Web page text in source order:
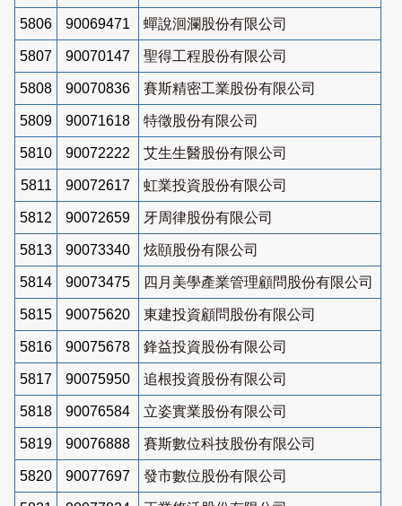
5806 90069471 蟬說洄瀾股份有限公司
5807 90070147 聖得工程股份有限公司
5808 90070836 賽斯精密工業股份有限公司
5809 90071618 特徵股份有限公司
5810 90072222 艾生生醫股份有限公司
5811 90072617 虹業投資股份有限公司
5812 90072659 牙周律股份有限公司
5813 90073340 炫頤股份有限公司
5814 90073475 四月美學產業管理顧問股份有限公司
5815 90075620 東建投資顧問股份有限公司
5816 90075678 鋒益投資股份有限公司
5817 90075950 追根投資股份有限公司
5818 90076584 立姿實業股份有限公司
5819 90076888 賽斯數位科技股份有限公司
5820 90077697 發市數位股份有限公司